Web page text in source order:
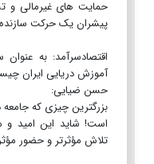
حمایت های غیرمالی و
پیشران یک حرکت
اقتصادسرآمد: به
آموزش دریایی ایران
حسن ضیایی:
بزرگترین چیزی که جامعه
است! شاید این امید و
تلاش مؤثرتر و حضور